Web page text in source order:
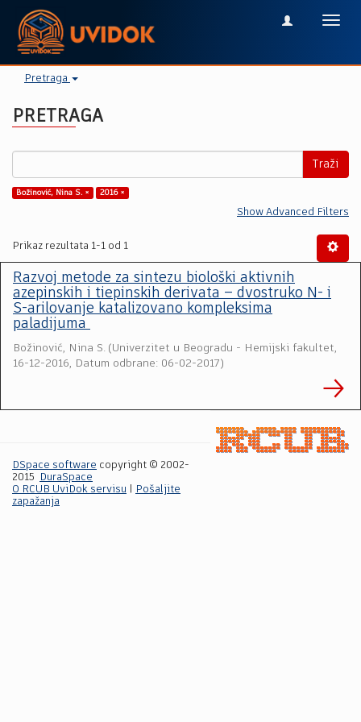
Pretraga
PRETRAGA
Traži
Božinović, Nina S. × 2016 ×
Show Advanced Filters
Prikaz rezultata 1-1 od 1
Razvoj metode za sintezu biološki aktivnih
azepinskih i tiepinskih derivata – dvostruko N- i
S-arilovanje katalizovano kompleksima
paladijuma
Božinović, Nina S. (Univerzitet u Beogradu - Hemijski fakultet,
16-12-2016, Datum odbrane: 06-02-2017)
DSpace software copyright © 2002-
2015
DuraSpace
O RCUB UviDok servisu
Pošaljite
zapažanja